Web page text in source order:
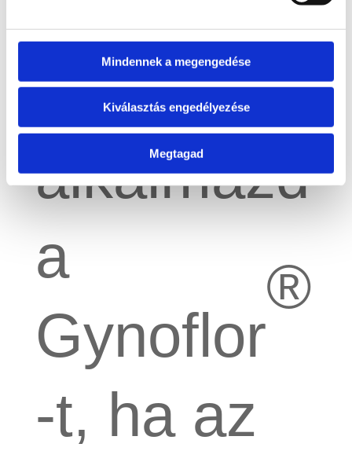
Mindennek a megengedése
Kiválasztás engedélyezése
Megtagad
Ne
alkalmazd
a
Gynoflor
®
-t, ha az